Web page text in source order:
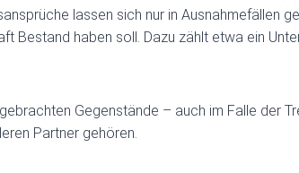
lassen sich nur in Ausnahmefällen
Bestand haben soll. Dazu zählt etwa ein
Gegenstände – auch im Falle der
Partner gehören.